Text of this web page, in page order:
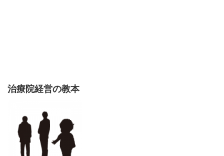
治療院経営の教本